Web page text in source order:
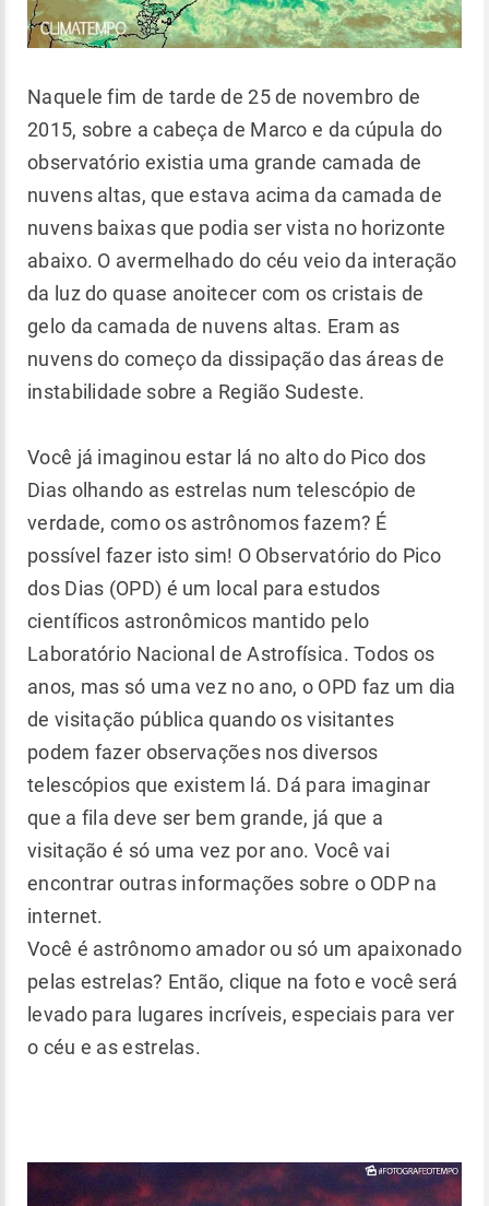
Naquele fim de tarde de 25 de novembro de
2015, sobre a cabeça de Marco e da cúpula do
observatório existia uma grande camada de
nuvens altas, que estava acima da camada de
nuvens baixas que podia ser vista no horizonte
abaixo. O avermelhado do céu veio da interação
da luz do quase anoitecer com os cristais de
gelo da camada de nuvens altas. Eram as
nuvens do começo da dissipação das áreas de
instabilidade sobre a Região Sudeste.
Você já imaginou estar lá no alto do Pico dos
Dias olhando as estrelas num telescópio de
verdade, como os astrônomos fazem? É
possível fazer isto sim! O Observatório do Pico
dos Dias (OPD) é um local para estudos
científicos astronômicos mantido pelo
Laboratório Nacional de Astrofísica. Todos os
anos, mas só uma vez no ano, o OPD faz um dia
de visitação pública quando os visitantes
podem fazer observações nos diversos
telescópios que existem lá. Dá para imaginar
que a fila deve ser bem grande, já que a
visitação é só uma vez por ano. Você vai
encontrar outras informações sobre o ODP na
internet.
Você é astrônomo amador ou só um apaixonado
pelas estrelas? Então, clique na foto e você será
levado para lugares incríveis, especiais para ver
o céu e as estrelas.